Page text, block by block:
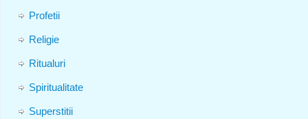
Profetii
Religie
Ritualuri
Spiritualitate
Superstitii